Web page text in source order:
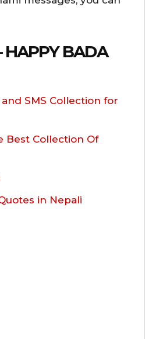
HAPPY BADA
SMS Collection for
Best Collection Of
in Nepali